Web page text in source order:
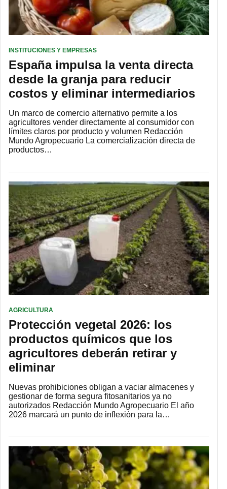
INSTITUCIONES Y EMPRESAS
España impulsa la venta directa
desde la granja para reducir
costos y eliminar intermediarios
Un marco de comercio alternativo permite a los
agricultores vender directamente al consumidor con
límites claros por producto y volumen Redacción
Mundo Agropecuario La comercialización directa de
productos…
AGRICULTURA
Protección vegetal 2026: los
productos químicos que los
agricultores deberán retirar y
eliminar
Nuevas prohibiciones obligan a vaciar almacenes y
gestionar de forma segura fitosanitarios ya no
autorizados Redacción Mundo Agropecuario El año
2026 marcará un punto de inflexión para la…